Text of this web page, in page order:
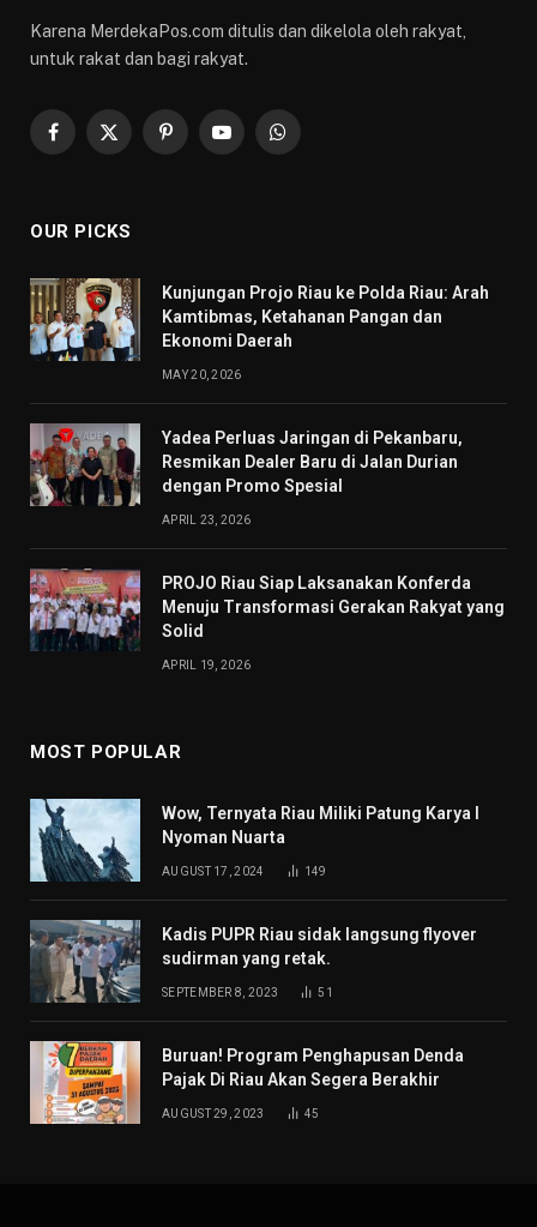
Karena MerdekaPos.com ditulis dan dikelola oleh rakyat,
untuk rakat dan bagi rakyat.
Facebook
X
PinterestYouTubeWhatsApp
OUR PICKS
Kunjungan Projo Riau ke Polda Riau: Arah
Kamtibmas, Ketahanan Pangan dan
Ekonomi Daerah
MAY 20, 2026
Yadea Perluas Jaringan di Pekanbaru,
Resmikan Dealer Baru di Jalan Durian
dengan Promo Spesial
APRIL 23, 2026
PROJO Riau Siap Laksanakan Konferda
Menuju Transformasi Gerakan Rakyat yang
Solid
APRIL 19, 2026
MOST POPULAR
Wow, Ternyata Riau Miliki Patung Karya I
Nyoman Nuarta
AUGUST 17, 2024 149
Kadis PUPR Riau sidak langsung flyover
sudirman yang retak.
SEPTEMBER 8, 2023 51
Buruan! Program Penghapusan Denda
Pajak Di Riau Akan Segera Berakhir
AUGUST 29, 2023 45